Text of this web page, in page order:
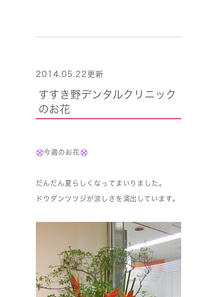
2014.05.22更新
すすき野デンタルクリニック
のお花
今週のお花
だんだん夏らしくなってまいりました。
ドウダンツツジが涼しさを演出しています。